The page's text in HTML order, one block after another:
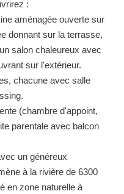
:
aménagée ouverte sur
donnant sur la terrasse,
salon chaleureux avec
sur l'extérieur.
chacune avec salle
(chambre d'appoint,
parentale avec balcon
un généreux
à la rivière de 6300
en zone naturelle à